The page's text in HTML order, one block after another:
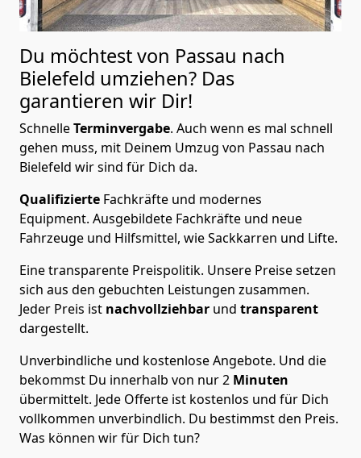
Du möchtest von Passau nach
Bielefeld umziehen? Das
garantieren wir Dir!
SchnelleTerminvergabe. Auch wenn es mal schnell
gehen muss, mit Deinem Umzug von Passau nach
Bielefeld wir sind für Dich da.
Qualifizierte Fachkräfte und modernes
Equipment. Ausgebildete Fachkräfte und neue
Fahrzeuge und Hilfsmittel, wie Sackkarren und Lifte.
Eine transparente Preispolitik. Unsere Preise setzen
sich aus den gebuchten Leistungen zusammen.
Jeder Preis ist nachvollziehbar und transparent
dargestellt.
Unverbindliche und kostenlose Angebote. Und die
bekommst Du innerhalb von nur2 Minuten
übermittelt. Jede Offerte ist kostenlos und für Dich
vollkommen unverbindlich. Du bestimmst den Preis.
Was können wir für Dich tun?